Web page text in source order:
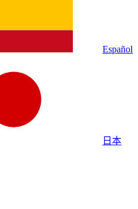
Español
日本